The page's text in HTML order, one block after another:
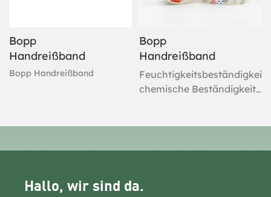
Bopp
Handreißband
Bopp Handreißband
Bopp
Handreißband
Feuchtigkeitsbeständigkeit,
chemische Beständigkeit,
angeklebte Objekt zu
Hallo, wir sind da.